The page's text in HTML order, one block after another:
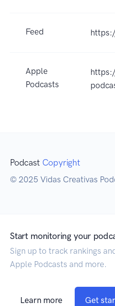
Feed
Apple
Podcasts
Podcast Copyright
© 2025 Vidas Creativas
Start monitoring your
Sign up to track rankings
Apple Podcasts and more.
Learn more Get